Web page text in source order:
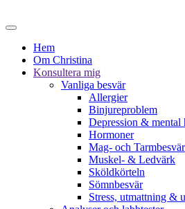
Hem
Om Christina
Konsultera mig
Vanliga besvär
Allergier
Binjureproblem
Depression & mental
Hormoner
Mag- och Tarmbesvär
Muskel- & Ledvärk
Sköldkörteln
Sömnbesvär
Stress, utmattning &